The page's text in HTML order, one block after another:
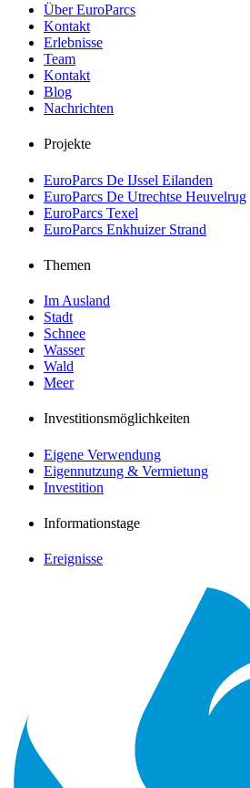
Über EuroParcs
Kontakt
Erlebnisse
Team
Kontakt
Blog
Nachrichten
Projekte
EuroParcs De IJssel Eilanden
EuroParcs De Utrechtse Heuvelrug
EuroParcs Texel
EuroParcs Enkhuizer Strand
Themen
Im Ausland
Stadt
Schnee
Wasser
Wald
Meer
Investitionsmöglichkeiten
Eigene Verwendung
Eigennutzung & Vermietung
Investition
Informationstage
Ereignisse